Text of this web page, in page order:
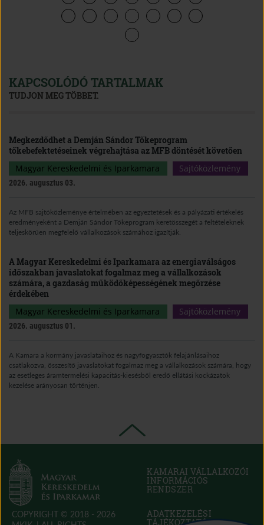
KAPCSOLÓDÓ TARTALMAK
TUDJON MEG TÖBBET.
Megkezdődhet a Demján Sándor Tőkeprogram
tőkebefektetéseinek végrehajtása az MFB döntését követően
Magyar Kereskedelmi és Iparkamara
Sajtóközlemény
2026. augusztus 03.
Az MFB sajtóközleménye értelmében az egyeztetések és a pályázati értékelés
eredményeként a Demján Sándor Tőkeprogram keretösszegét a feltételeknek
teljeskörűen megfelelő vállalkozások számához igazítják.
A Magyar Kereskedelmi és Iparkamara az energiaválságos
időszakban javaslatokat fogalmaz meg a vállalkozások
számára, a gazdaság működőképességének megőrzése
érdekében
Magyar Kereskedelmi és Iparkamara
Sajtóközlemény
2026. augusztus 01.
A Kamara a kormány javaslataihoz és nagyfogyasztók felajánlásaihoz
csatlakozva, összesítő javaslatokat fogalmaz meg a vállalkozások számára, hogy
az esetleges áramtermelési kapacitás-kiesésből eredő ellátási kockázatok
kezelése arányosan történjen.
COPYRIGHT © 2018 - 2026
KAMARAI VÁLLALKOZÓI
INFORMÁCIÓS
RENDSZER(OPEN
NEW
WINDOW)
ADATKEZELÉSI
TÁJÉKOZTATÓ